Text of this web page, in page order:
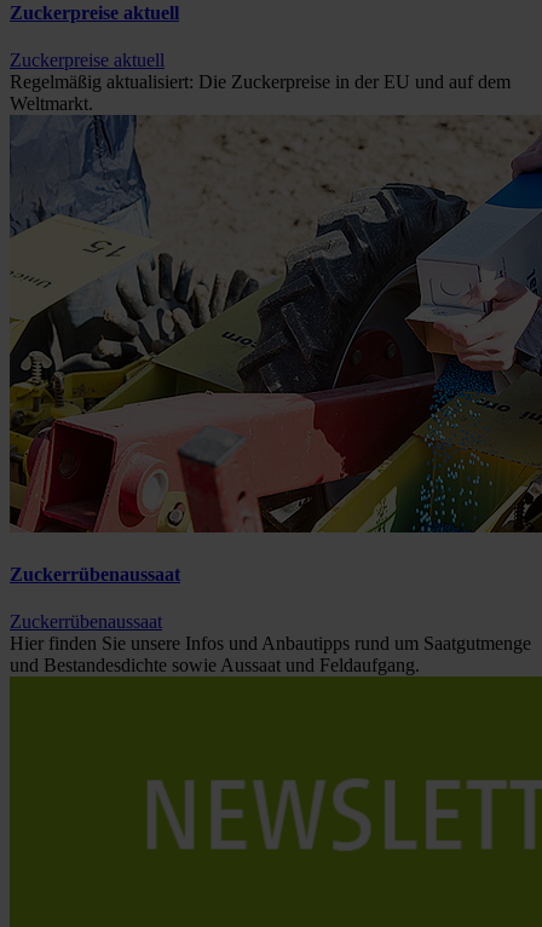
Zuckerpreise aktuell
Zuckerpreise aktuell
Regelmäßig aktualisiert: Die Zuckerpreise in der EU und auf dem
Weltmarkt.
Zuckerrübenaussaat
Zuckerrübenaussaat
Hier finden Sie unsere Infos und Anbautipps rund um Saatgutmenge
und Bestandesdichte sowie Aussaat und Feldaufgang.